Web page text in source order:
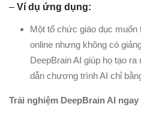
– Ví dụ ứng dụng:
Một tổ chức giáo dục
online nhưng không có
DeepBrain AI giúp họ tạo
dẫn chương trình AI chỉ
Trải nghiệm DeepBrain AI ngay